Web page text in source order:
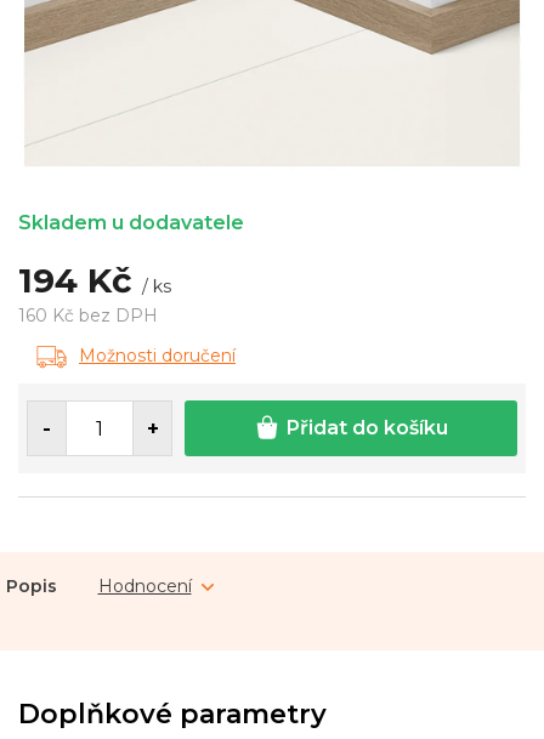
194 Kč / ks
160 Kč bez DPH
Měrná
cena:
Skladem u dodavatele
Možnosti doručení
Přidat do košíku
Popis Hodnocení
Doplňkové parametry